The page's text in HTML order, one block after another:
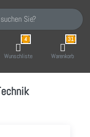
Suchbegriff ein. Während
4
Wunschliste
31
Warenkorb